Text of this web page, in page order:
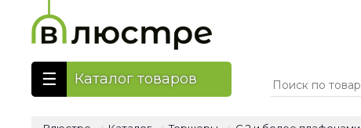
Каталог товаров